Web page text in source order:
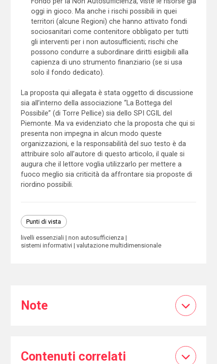
oggi in gioco. Ma anche i rischi possibili in quei
territori (alcune Regioni) che hanno attivato fondi
sociosanitari come contenitore obbligato per tutti
gli interventi per i non autosufficienti; rischi che
possono condurre a subordinare diritti esigibili alla
capienza di uno strumento finanziario (se si usa
solo il fondo dedicato).
La proposta qui allegata è stata oggetto di discussione
sia all’interno della associazione “La Bottega del
Possibile” (di Torre Pellice) sia dello SPI CGIL del
Piemonte. Ma va evidenziato che la proposta che qui si
presenta non impegna in alcun modo queste
organizzazioni, e la responsabilità del suo testo è da
attribuire solo all’autore di questo articolo, il quale si
augura che il lettore voglia utilizzarlo per mettere a
fuoco meglio sia criticità da affrontare sia proposte di
riordino possibili.
Punti di vista
livelli essenziali
non autosufficienza
sistemi informativi
valutazione multidimensionale
Note
Contenuti correlati